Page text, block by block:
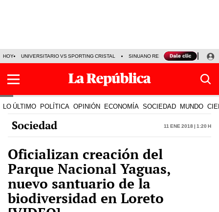
HOY UNIVERSITARIO VS SPORTING CRISTAL SINUANO RESULTADOS HOY
LO ÚLTIMO POLÍTICA OPINIÓN ECONOMÍA SOCIEDAD MUNDO
Sociedad 11 Ene 2018 | 1:20 h
Oficializan creación del
Parque Nacional Yaguas,
nuevo santuario de la
biodiversidad en Loreto